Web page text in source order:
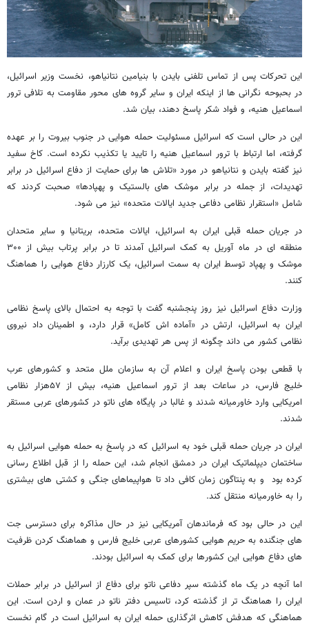
این تحرکات پس از تماس تلفنی بایدن با بنیامین نتانیاهو، نخست وزیر اسرائیل،
در بحبوحه نگرانی ها از اینکه ایران و سایر گروه های محور مقاومت به تلافی ترور
اسماعیل هنیه، و فواد شکر پاسخ دهند، بیان شد.
این در حالی است که اسرائیل مسئولیت حمله هوایی در جنوب بیروت را بر عهده
گرفته، اما ارتباط با ترور اسماعیل هنیه را تایید یا تکذیب نکرده است. کاخ سفید
نیز گفته بایدن و نتانیاهو در مورد «تلاش ها برای حمایت از دفاع اسرائیل در برابر
تهدیدات، از جمله در برابر موشک های بالستیک و پهپادها» صحبت کردند که
شامل «استقرار نظامی دفاعی جدید ایالات متحده» نیز می شود.
در جریان حمله قبلی ایران به اسرائیل، ایالات متحده، بریتانیا و سایر متحدان
منطقه ای در ماه آوریل به کمک اسرائیل آمدند تا در برابر پرتاب بیش از ۳۰۰
موشک و پهپاد توسط ایران به سمت اسرائیل، یک کارزار دفاع هوایی را هماهنگ
کنند.
وزارت دفاع اسرائیل نیز روز پنجشنبه گفت با توجه به احتمال بالای پاسخ نظامی
ایران به اسرائیل، ارتش در «آماده اش کامل» قرار دارد، و اطمینان داد نیروی
نظامی کشور می داند چگونه از پس هر تهدیدی برآید.
با قطعی بودن پاسخ ایران و اعلام آن به سازمان ملل متحد و کشورهای عرب
خلیج فارس، در ساعات بعد از ترور اسماعیل هنیه، بیش از ۵۷هزار نظامی
امریکایی وارد خاورمیانه شدند و غالبا در پایگاه های ناتو در کشورهای عربی مستقر
شدند.
ایران در جریان حمله قبلی خود به اسرائیل که در پاسخ به حمله هوایی اسرائیل به
ساختمان دیپلماتیک ایران در دمشق انجام شد، این حمله را از قبل اطلاع رسانی
کرده بود و به پنتاگون زمان کافی داد تا هواپیماهای جنگی و کشتی های بیشتری
را به خاورمیانه منتقل کند.
این در حالی بود که فرماندهان آمریکایی نیز در حال مذاکره برای دسترسی جت
های جنگنده به حریم هوایی کشورهای عربی خلیج فارس و هماهنگ کردن ظرفیت
های دفاع هوایی این کشورها برای کمک به اسرائیل بودند.
اما آنچه در یک ماه گذشته سپر دفاعی ناتو برای دفاع از اسرائیل در برابر حملات
ایران را هماهنگ تر از گذشته کرد، تاسیس دفتر ناتو در عمان و اردن است. این
هماهنگی که هدفش کاهش اثرگذاری حمله ایران به اسرائیل است در گام نخست